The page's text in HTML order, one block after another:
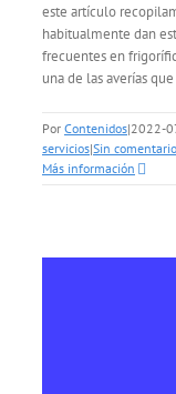
este artículo
habitualmente dan
frecuentes en
una de las averías
Por Contenidos|2022-
servicios|Sin
Más información